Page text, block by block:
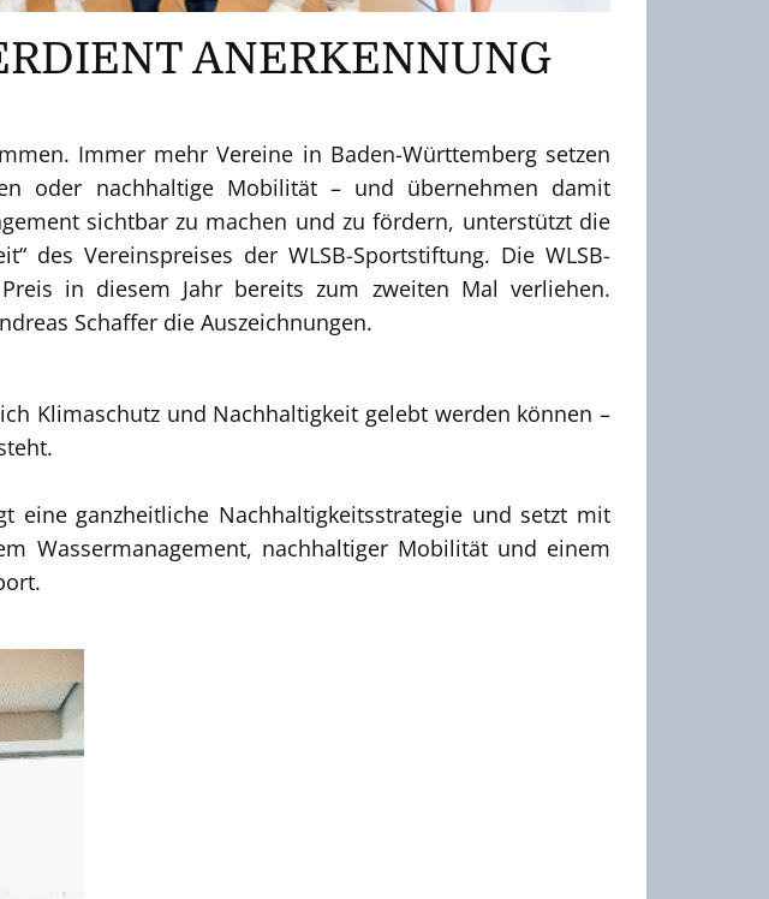
ANERKENNUNG
Immer mehr Vereine in Baden-Württemberg setzen
oder nachhaltige Mobilität – und übernehmen damit
sichtbar zu machen und zu fördern, unterstützt die
des Vereinspreises der WLSB-Sportstiftung. Die WLSB-
in diesem Jahr bereits zum zweiten Mal verliehen.
Schaffer die Auszeichnungen.
Klimaschutz und Nachhaltigkeit gelebt werden können –
eine ganzheitliche Nachhaltigkeitsstrategie und setzt mit
Wassermanagement, nachhaltiger Mobilität und einem